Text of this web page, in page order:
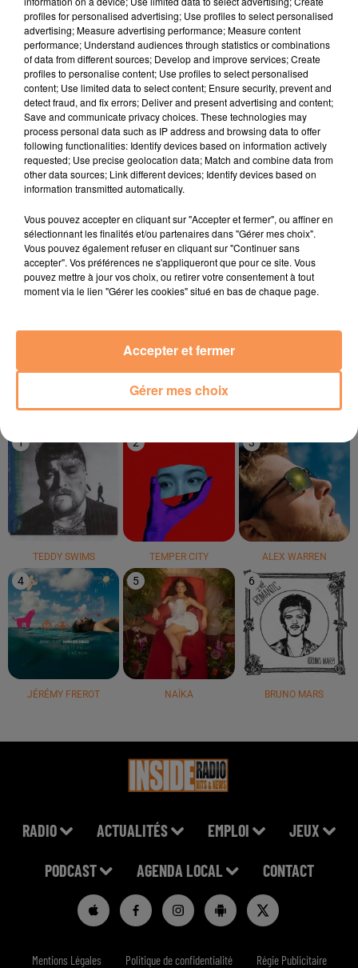
décembre à l'unité local de la Croix Rouge avenue du loup et
à l'échoppe Au centre Commerical Quartier Libre
TITRES DIFFUSÉS
9h29
9h29
SHAKIRA
9h26
9h26
SOPRANO
Dj
9h22
9h22
THE WEEKND
1
TEDDY SWIMS
2
TEMPER CITY
3
ALEX WARREN
4
JÉRÉMY FREROT
5
NAÏKA
6
BRUNO MARS
RADIO ACTUALITÉS EMPLOI JEUX
PODCAST AGENDA LOCAL CONTACT
Mentions Légales Politique de confidentialité Régie Publicitaire
profiles for personalised advertising; Use profiles to select personalised
advertising; Measure advertising performance; Measure content
performance; Understand audiences through statistics or combinations
of data from different sources; Develop and improve services; Create
profiles to personalise content; Use profiles to select personalised
content; Use limited data to select content; Ensure security, prevent and
detect fraud, and fix errors; Deliver and present advertising and content;
Save and communicate privacy choices. These technologies may
process personal data such as IP address and browsing data to offer
following functionalities: Identify devices based on information actively
requested; Use precise geolocation data; Match and combine data from
other data sources; Link different devices; Identify devices based on
information transmitted automatically.
Vous pouvez accepter en cliquant sur "Accepter et fermer", ou affiner en
sélectionnant les finalités et/ou partenaires dans "Gérer mes choix".
Vous pouvez également refuser en cliquant sur "Continuer sans
accepter". Vos préférences ne s'appliqueront que pour ce site. Vous
pouvez mettre à jour vos choix, ou retirer votre consentement à tout
moment via le lien "Gérer les cookies" situé en bas de chaque page.
Gérer mes choix
Accepter et fermer